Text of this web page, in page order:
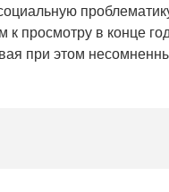
к просмотру в конце
при этом